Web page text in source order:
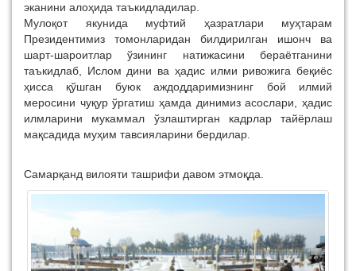
эканини алоҳида таъкидладилар.
Мулоқот якунида муфтий ҳазратлари муҳтарам
Президентимиз томонларидан билдирилган ишонч ва
шарт-шароитлар ўзининг натижасини бераётганини
таъкидлаб, Ислом дини ва ҳадис илми ривожига беқиёс
ҳисса қўшган буюк аждоддаримизнинг бой илмий
меросини чуқур ўргатиш ҳамда динимиз асослари, ҳадис
илмларини мукаммал ўзлаштирган кадрлар тайёрлаш
мақсадида муҳим тавсияларини бердилар.
Самарқанд вилояти ташрифи давом этмоқда.